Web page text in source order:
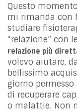
Questo
mi rimanda con
studiare
“relazione” con
relazione più
volevo aiutare,
bellissimo
giorno
di recuperare
o malattie. Non